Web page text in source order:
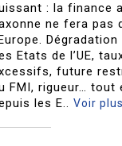
: la finance
ne fera pas
Etats de l’UE,
future
FMI, rigueur… tout
les E..Voir plus